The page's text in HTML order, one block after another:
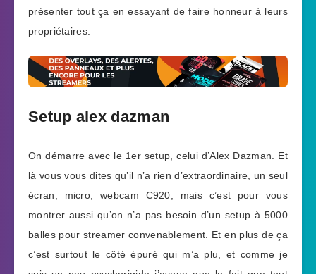
présenter tout ça en essayant de faire honneur à leurs
propriétaires.
Setup alex dazman
On démarre avec le 1er setup, celui d’Alex Dazman. Et
là vous vous dites qu’il n’a rien d’extraordinaire, un seul
écran, micro, webcam C920, mais c’est pour vous
montrer aussi qu’on n’a pas besoin d’un setup à 5000
balles pour streamer convenablement. Et en plus de ça
c’est surtout le côté épuré qui m’a plu, et comme je